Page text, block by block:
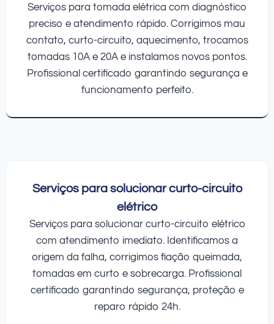
Serviços para tomada elétrica com diagnóstico
preciso e atendimento rápido. Corrigimos mau
contato, curto-circuito, aquecimento, trocamos
tomadas 10A e 20A e instalamos novos pontos.
Profissional certificado garantindo segurança e
funcionamento perfeito.
Serviços para solucionar curto-circuito
elétrico
Serviços para solucionar curto-circuito elétrico
com atendimento imediato. Identificamos a
origem da falha, corrigimos fiação queimada,
tomadas em curto e sobrecarga. Profissional
certificado garantindo segurança, proteção e
reparo rápido 24h.